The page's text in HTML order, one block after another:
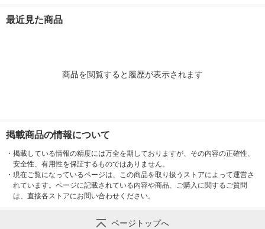
最近見た商品
商品を閲覧すると履歴が表示されます
掲載商品の情報について
・ 掲載している情報の精度には万全を期しておりますが、その内容の正確性、
安全性、有用性を保証するものではありません。
・ 現在ご覧になっているページは、この商品を取り扱うストアによって運営さ
れています。ページに記載されている内容や商品、ご購入に関するご質問
は、直接各ストアにお問い合わせください。
ページトップへ